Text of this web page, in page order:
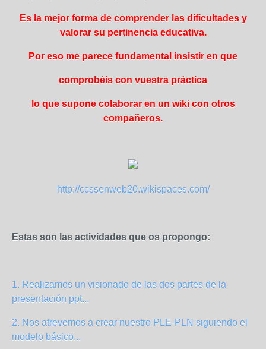
Es la mejor forma de comprender las dificultades y
valorar su pertinencia educativa.
Por eso me parece fundamental insistir en que
comprobéis con vuestra práctica
lo que supone colaborar en un wiki con otros
compañeros.
http://ccssenweb20.wikispaces.com/
Estas son las actividades que os propongo:
1. Realizamos un visionado de las dos partes de la
presentación ppt...
2. Nos atrevemos a crear nuestro PLE-PLN siguiendo el
modelo básico...